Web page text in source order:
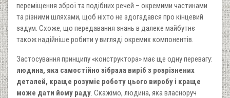
переміщення зброї та подібних речей – окремими частинами
та різними шляхами, щоб ніхто не здогадався про кінцевий
задум. Схоже, що передавання знань в далеке майбутнє
також надійніше робити у вигляді окремих компонентів.
Застосування принципу «конструктора» має ще одну перевагу:
людина, яка самостійно зібрала виріб з розрізнених
деталей, краще розуміє роботу цього виробу і краще
може дати йому раду . Скажімо, людина, яка власноруч